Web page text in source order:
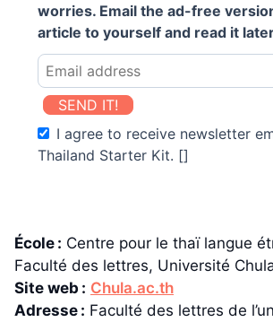
worries. Email the ad-free
article to yourself and read it
SEND IT!
I agree to receive newsletter
Thailand Starter Kit. []
École : Centre pour le thaï langue
Faculté des lettres, Université
Site web : Chula.ac.th
Adresse : Faculté des lettres de